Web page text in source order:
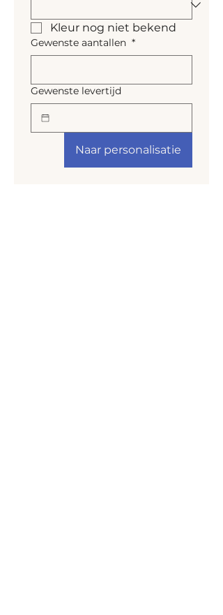
Kleur nog niet bekend
Gewenste aantallen *
Gewenste levertijd
Naar personalisatie